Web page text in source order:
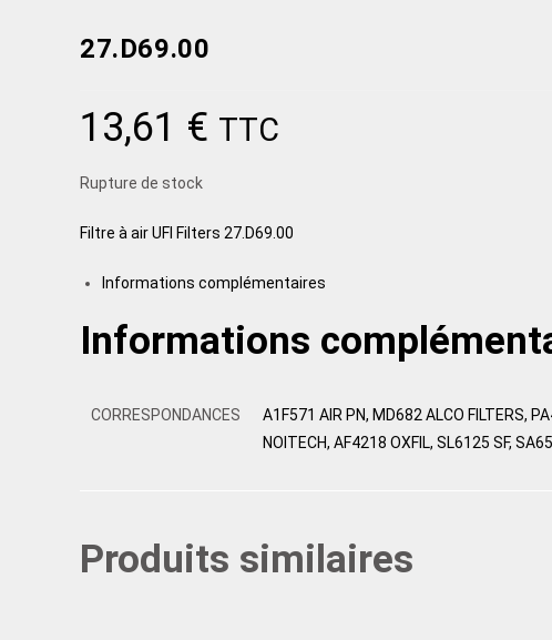
27.D69.00
13,61 € TTC
Rupture de stock
Filtre à air UFI Filters 27.D69.00
Informations complémentaires
Informations
CORRESPONDANCES
A1F571 AIR PN, MD682 ALCO FILTERS,
NOITECH, AF4218 OXFIL, SL6125 SF,
Produits similaires